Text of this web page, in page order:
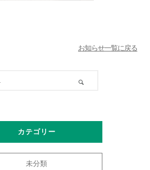
お知らせ一覧に戻る
カテゴリー
未分類